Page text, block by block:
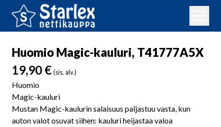
Huomio Magic-kauluri, T41777A5X
19,90 €(sis. alv.)
Huomio
Magic-kauluri
Mustan Magic-kaulurin salaisuus paljastuu vasta, kun
auton valot osuvat siihen: kauluri heijastaa valoa